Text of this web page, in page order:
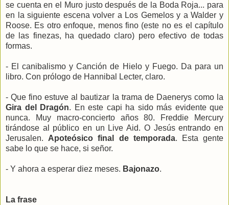
se cuenta en el Muro justo después de la Boda Roja... para
en la siguiente escena volver a Los Gemelos y a Walder y
Roose. Es otro enfoque, menos fino (este no es el capítulo
de las finezas, ha quedado claro) pero efectivo de todas
formas.
- El canibalismo y Canción de Hielo y Fuego. Da para un
libro. Con prólogo de Hannibal Lecter, claro.
- Que fino estuve al bautizar la trama de Daenerys como la
Gira del Dragón. En este capi ha sido más evidente que
nunca. Muy macro-concierto años 80. Freddie Mercury
tirándose al público en un Live Aid. O Jesús entrando en
Jerusalen. Apoteósico final de temporada. Esta gente
sabe lo que se hace, si señor.
- Y ahora a esperar diez meses. Bajonazo.
La frase